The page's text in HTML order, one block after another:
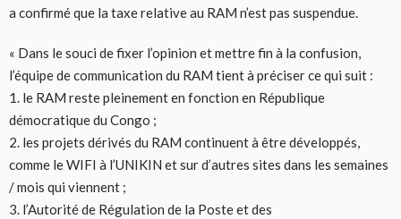
a confirmé que la taxe relative au RAM n’est pas suspendue.
« Dans le souci de fixer l’opinion et mettre fin à la confusion,
l’équipe de communication du RAM tient à préciser ce qui suit :
1. le RAM reste pleinement en fonction en République
démocratique du Congo ;
2. les projets dérivés du RAM continuent à être développés,
comme le WIFI à l’UNIKIN et sur d’autres sites dans les semaines
/ mois qui viennent ;
3. l’Autorité de Régulation de la Poste et des